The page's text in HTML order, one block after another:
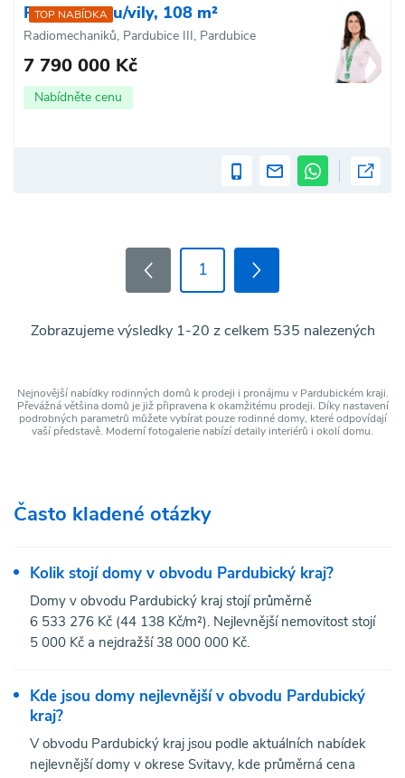
TOP NABÍDKA
Prodej domu/vily, 108 m²
Radiomechaniků, Pardubice III, Pardubice
7 790 000 Kč
Nabídněte cenu
1
Zobrazujeme výsledky 1-20 z celkem 535 nalezených
Nejnovější nabídky rodinných domů k prodeji i pronájmu v Pardubickém kraji.
Převážná většina domů je již připravena k okamžitému prodeji. Díky nastavení
podrobných parametrů můžete vybírat pouze rodinné domy, které odpovídají
vaší představě. Moderní fotogalerie nabízí detaily interiérů i okolí domu.
Často kladené otázky
Kolik stojí domy v obvodu Pardubický kraj?
Domy v obvodu Pardubický kraj stojí průměrně
6 533 276 Kč (44 138 Kč/m²). Nejlevnější nemovitost stojí
5 000 Kč a nejdražší 38 000 000 Kč.
Kde jsou domy nejlevnější v obvodu Pardubický
kraj?
V obvodu Pardubický kraj jsou podle aktuálních nabídek
nejlevnější domy v okrese Svitavy, kde průměrná cena